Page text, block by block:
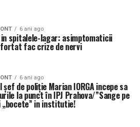
6 ani ago
spitalele-lagar: asimptomaticii
fac crize de nervi
6 ani ago
şef de poliţie Marian IORGA incepe sa
la punct în IPJ Prahova/”Sange pe
in institutie!